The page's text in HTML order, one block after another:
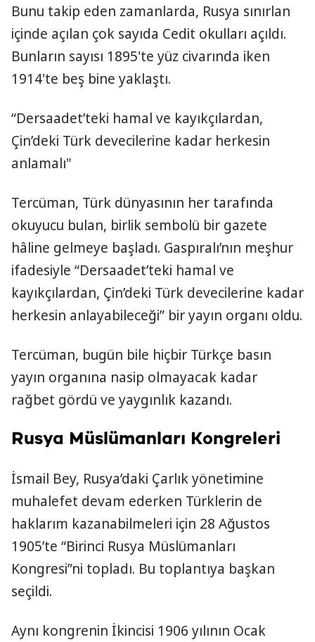
Bunu takip eden zamanlarda, Rusya sınırlan
içinde açılan çok sayıda Cedit okulları açıldı.
Bunların sayısı 1895'te yüz civarında iken
1914'te beş bine yaklaştı.
“Dersaadet’teki hamal ve kayıkçılardan,
Çin’deki Türk devecilerine kadar herkesin
anlamalı"
Tercüman, Türk dünyasının her tarafında
okuyucu bulan, birlik sembolü bir gazete
hâline gelmeye başladı. Gaspıralı’nın meşhur
ifadesiyle “Dersaadet’teki hamal ve
kayıkçılardan, Çin’deki Türk devecilerine kadar
herkesin anlayabileceği” bir yayın organı oldu.
Tercüman, bugün bile hiçbir Türkçe basın
yayın organına nasip olmayacak kadar
rağbet gördü ve yaygınlık kazandı.
Rusya Müslümanları Kongreleri
İsmail Bey, Rusya’daki Çarlık yönetimine
muhalefet devam ederken Türklerin de
haklarım kazanabilmeleri için 28 Ağustos
1905’te “Birinci Rusya Müslümanları
Kongresi”ni topladı. Bu toplantıya başkan
seçildi.
Aynı kongrenin İkincisi 1906 yılının Ocak